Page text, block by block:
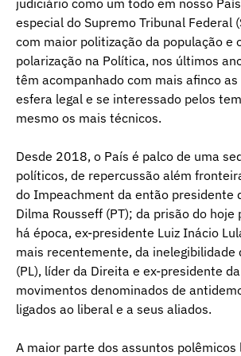
especial do Supremo Tribunal Federal
com maior politização da população e
polarização na Política, nos últimos
têm acompanhado com mais afinco as
esfera legal e se interessado pelos
mesmo os mais técnicos.
Desde 2018, o País é palco de uma
políticos, de repercussão além
do Impeachment da então presidente
Dilma Rousseff (PT); da prisão do hoje
há época, ex-presidente Luiz Inácio
mais recentemente, da inelegibilidade
(PL), líder da Direita e ex-presidente
movimentos denominados de
ligados ao liberal e a seus aliados.
A maior parte dos assuntos polêmicos